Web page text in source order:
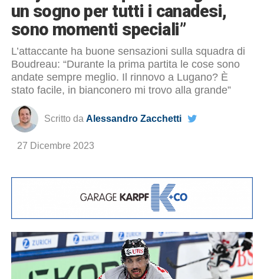
un sogno per tutti i canadesi,
sono momenti speciali”
L’attaccante ha buone sensazioni sulla squadra di
Boudreau: “Durante la prima partita le cose sono
andate sempre meglio. Il rinnovo a Lugano? È
stato facile, in bianconero mi trovo alla grande”
Scritto da Alessandro Zacchetti
27 Dicembre 2023